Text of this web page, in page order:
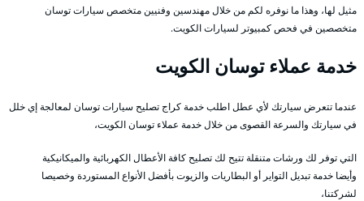
مثيل لها، وهذا ما نوفره لكم من خلال مهندسين وفنيين متخصص سيارات توسان
متخصصين في فحص كمبيوتر لسيارات الكويت.
خدمة عملاء توسان الكويت
عندما تتعرض سيارتك لأي عطل اطلب خدمة كراج تصليح سيارات توسان لمعالجة إي خلل
في سيارتك والسرعة القصوى من خلال خدمة عملاء توسان الكويت،
التي توفر لك ورشات متنقلة تتيح لك تصليح كافة الأعطال الكهربائية والميكانيكية
وأيضا خدمة تبديل التواير أو البطاريات والزيوت بأفضل الأنواع المستوردة وخصيصا
لشركتنا،